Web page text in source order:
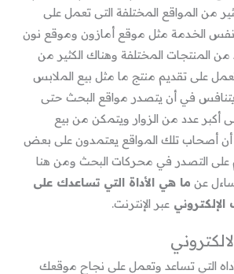
من المواقع المختلفة التى تعمل على
الخدمة مثل موقع أمازون وموقع نون
من المنتجات المختلفة وهناك الكثير من
تعمل على تقديم منتج ما مثل بيع الملابس
في أن يتصدر مواقع البحث حتى
عدد من الزوار ويتمكن من بيع
أن أصحاب تلك المواقع يعتمدون على بعض
على التصدر في محركات البحث ومن هنا
عن ما هي الأداة التي تساعدك على
عبر الإنترنت.
التي تساعد وتعمل على نجاح موقعك